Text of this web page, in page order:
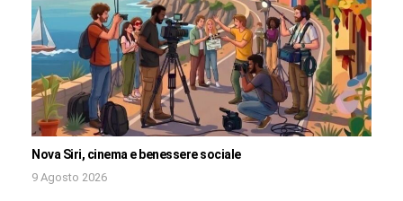
Nova Siri, cinema e benessere sociale
9 Agosto 2026